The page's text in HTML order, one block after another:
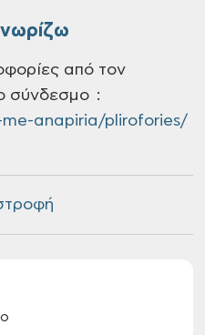
από τον
σύνδεσμο :
anapiria/plirofories/